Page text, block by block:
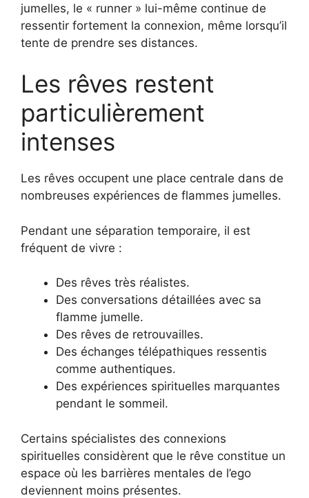
jumelles, le « runner » lui-même continue de
ressentir fortement la connexion, même lorsqu’il
tente de prendre ses distances.
Les rêves restent
particulièrement
intenses
Les rêves occupent une place centrale dans de
nombreuses expériences de flammes jumelles.
Pendant une séparation temporaire, il est
fréquent de vivre :
Des rêves très réalistes.
Des conversations détaillées avec sa
flamme jumelle.
Des rêves de retrouvailles.
Des échanges télépathiques ressentis
comme authentiques.
Des expériences spirituelles marquantes
pendant le sommeil.
Certains spécialistes des connexions
spirituelles considèrent que le rêve constitue un
espace où les barrières mentales de l’ego
deviennent moins présentes.